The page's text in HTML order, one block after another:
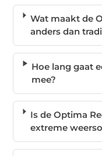
Wat maakt de
anders dan
Hoe lang gaat
mee?
Is de Optima
extreme